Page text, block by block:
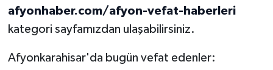
afyonhaber.com/afyon-vefat-haberleri
kategori sayfamızdan ulaşabilirsiniz.
Afyonkarahisar'da bugün vefat edenler: